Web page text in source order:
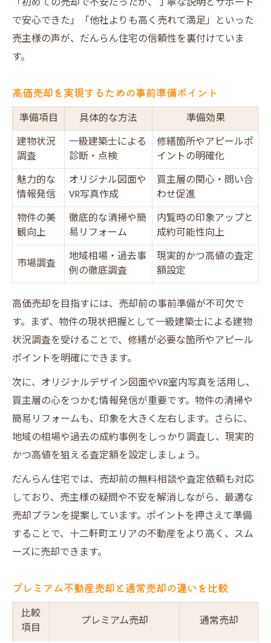
で安心できた」「他社よりも高く売れて満足」といった
売主様の声が、だんらん住宅の信頼性を裏付けていま
す。
高価売却を実現するための事前準備ポイント
準備項目 具体的な方法
準備効果
建物状況
調査
一級建築士による
診断・点検
修繕箇所やアピールポ
イントの明確化
魅力的な
情報発信
オリジナル図面や
VR写真作成
買主層の関心・問い合
わせ促進
物件の美
観向上
徹底的な清掃や簡
易リフォーム
内覧時の印象アップと
成約可能性向上
市場調査
地域相場・過去事
例の徹底調査
現実的かつ高値の査定
額設定
高価売却を目指すには、売却前の事前準備が不可欠で
す。まず、物件の現状把握として一級建築士による建物
状況調査を受けることで、修繕が必要な箇所やアピール
ポイントを明確にできます。
次に、オリジナルデザイン図面やVR室内写真を活用し、
買主層の心をつかむ情報発信が重要です。物件の清掃や
簡易リフォームも、印象を大きく左右します。さらに、
地域の相場や過去の成約事例をしっかり調査し、現実的
かつ高値を狙える査定額を設定しましょう。
だんらん住宅では、売却前の無料相談や査定依頼も対応
しており、売主様の疑問や不安を解消しながら、最適な
売却プランを提案しています。ポイントを押さえて準備
することで、十二軒町エリアの不動産をより高く、スム
ーズに売却できます。
プレミアム不動産売却と通常売却の違いを比較
比較
項目
プレミアム売却 通常売却